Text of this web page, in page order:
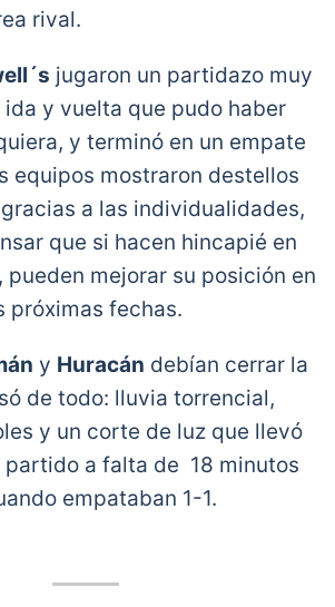
rival.
jugaron un partidazo muy
y vuelta que pudo haber
y terminó en un empate
equipos mostraron destellos
a las individualidades,
que si hacen hincapié en
pueden mejorar su posición en
próximas fechas.
y Huracán debían cerrar la
de todo: lluvia torrencial,
y un corte de luz que llevó
partido a falta de 18 minutos
empataban 1-1.